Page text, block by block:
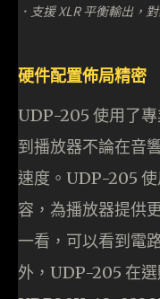
．支援 XLR 平衡輸出，
硬件配置佈局精密
UDP-205 使用了專
到播放器不論在音
速度。UDP-205
容，為播放器提供
一看，可以看到電
外，UDP-205 在